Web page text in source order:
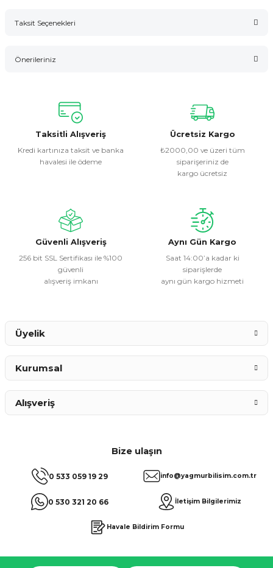
Taksit Seçenekleri
Önerileriniz
konularda yetersiz gördüğünüz noktaları öneri formunu
kullanarak tarafımıza iletebilirsiniz.
Görüş ve önerileriniz için teşekkür ederiz.
Ürün resmi kalitesiz, bozuk veya görüntülenemiyor.
Ürün fiyatı diğer sitelerden daha pahalı.
Bu ürüne benzer farklı alternatifler olmalı.
Taksitli Alışveriş
Kredi kartınıza taksit ve banka
havalesi ile ödeme
Ücretsiz Kargo
₺2000,00 ve üzeri tüm
siparişeriniz de
kargo ücretsiz
Güvenli Alışveriş
256 bit SSL Sertifikası ile %100
güvenli
alışveriş imkanı
Aynı Gün Kargo
Saat 14:00’a kadar ki
siparişlerde
aynı gün kargo hizmeti
Bize ulaşın
0 533 059 19 29
0 530 321 20 66
info@yagmurbilisim.com.tr
İletişim Bilgilerimiz
Havale Bildirim Formu
Üyelik
Kurumsal
Alışveriş